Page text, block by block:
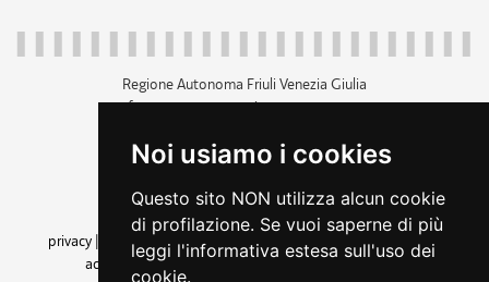
Noi usiamo i cookies
Questo sito NON utilizza alcun cookie
di profilazione. Se vuoi saperne di più
leggi l'informativa estesa sull'uso dei
cookie.
Regione Autonoma Friuli Venezia Giulia
c.f. 80014930327; p.iva 00526040324
+39 040 3771111
amministrazione trasparente
privacy
cookie |note legali accessibilità
dichiarazione di
accessibilità| feedback cambio preferenze cookie